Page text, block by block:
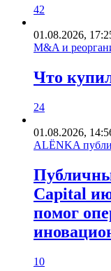
42
01.08.2026,
M&A и
Что
24
01.08.2026,
ALЁNKA
Capital
помог
10